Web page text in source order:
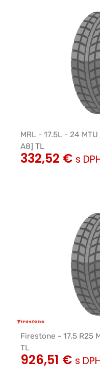
MRL - 17.5L - 24
A8] TL
332,52 € s
Firestone - 17.5 R25
TL
926,51 € s